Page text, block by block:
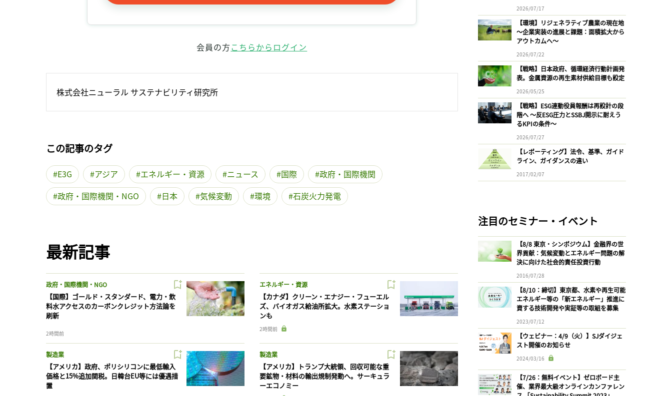
会員の方こちらからログイン
株式会社ニューラル サステナビリティ研究所
この記事のタグ
E3G アジア エネルギー・資源 ニュース 国際
政府・国際機関
政府・国際機関・NGO
日本 気候変動 環境 石炭火力発電
最新記事
政府・国際機関・NGO
【国際】ゴールド・スタンダード、電力・飲
料水アクセスのカーボンクレジット方法論を
刷新
2時間前
エネルギー・資源
【カナダ】クリーン・エナジー・フューエル
ズ、バイオガス給油所拡大。水素ステーショ
ンも
2時間前
製造業
【アメリカ】政府、ポリシリコンに最低輸入
価格と15%追加関税。日韓台EU等には優遇措
置
製造業
【アメリカ】トランプ大統領、回収可能な重
要鉱物・材料の輸出規制発動へ。サーキュラ
ーエコノミー
2026/07/17
【環境】リジェネラティブ農業の現在地
〜企業実装の進展と課題：面積拡大から
アウトカムへ〜
2026/07/22
【戦略】日本政府、循環経済行動計画発
表。金属資源の再生素材供給目標も設定
2026/05/25
【戦略】ESG連動役員報酬は再設計の段
階へ 〜反ESG圧力とSSBJ開示に耐えう
るKPIの条件〜
2026/07/27
【レポーティング】法令、基準、ガイド
ライン、ガイダンスの違い
2017/02/07
注目のセミナー・イベント
【8/8 東京・シンポジウム】金融界の世
界貢献：気候変動とエネルギー問題の解
決に向けた社会的責任投資行動
2016/07/28
【8/10：締切】東京都、水素や再生可能
エネルギー等の「新エネルギー」推進に
資する技術開発や実証等の取組を募集
2023/07/12
【ウェビナー：4/9（火）】SJダイジェ
スト開催のお知らせ
2024/03/16
【7/26：無料イベント】ゼロボード主
催、業界最大級オンラインカンファレン